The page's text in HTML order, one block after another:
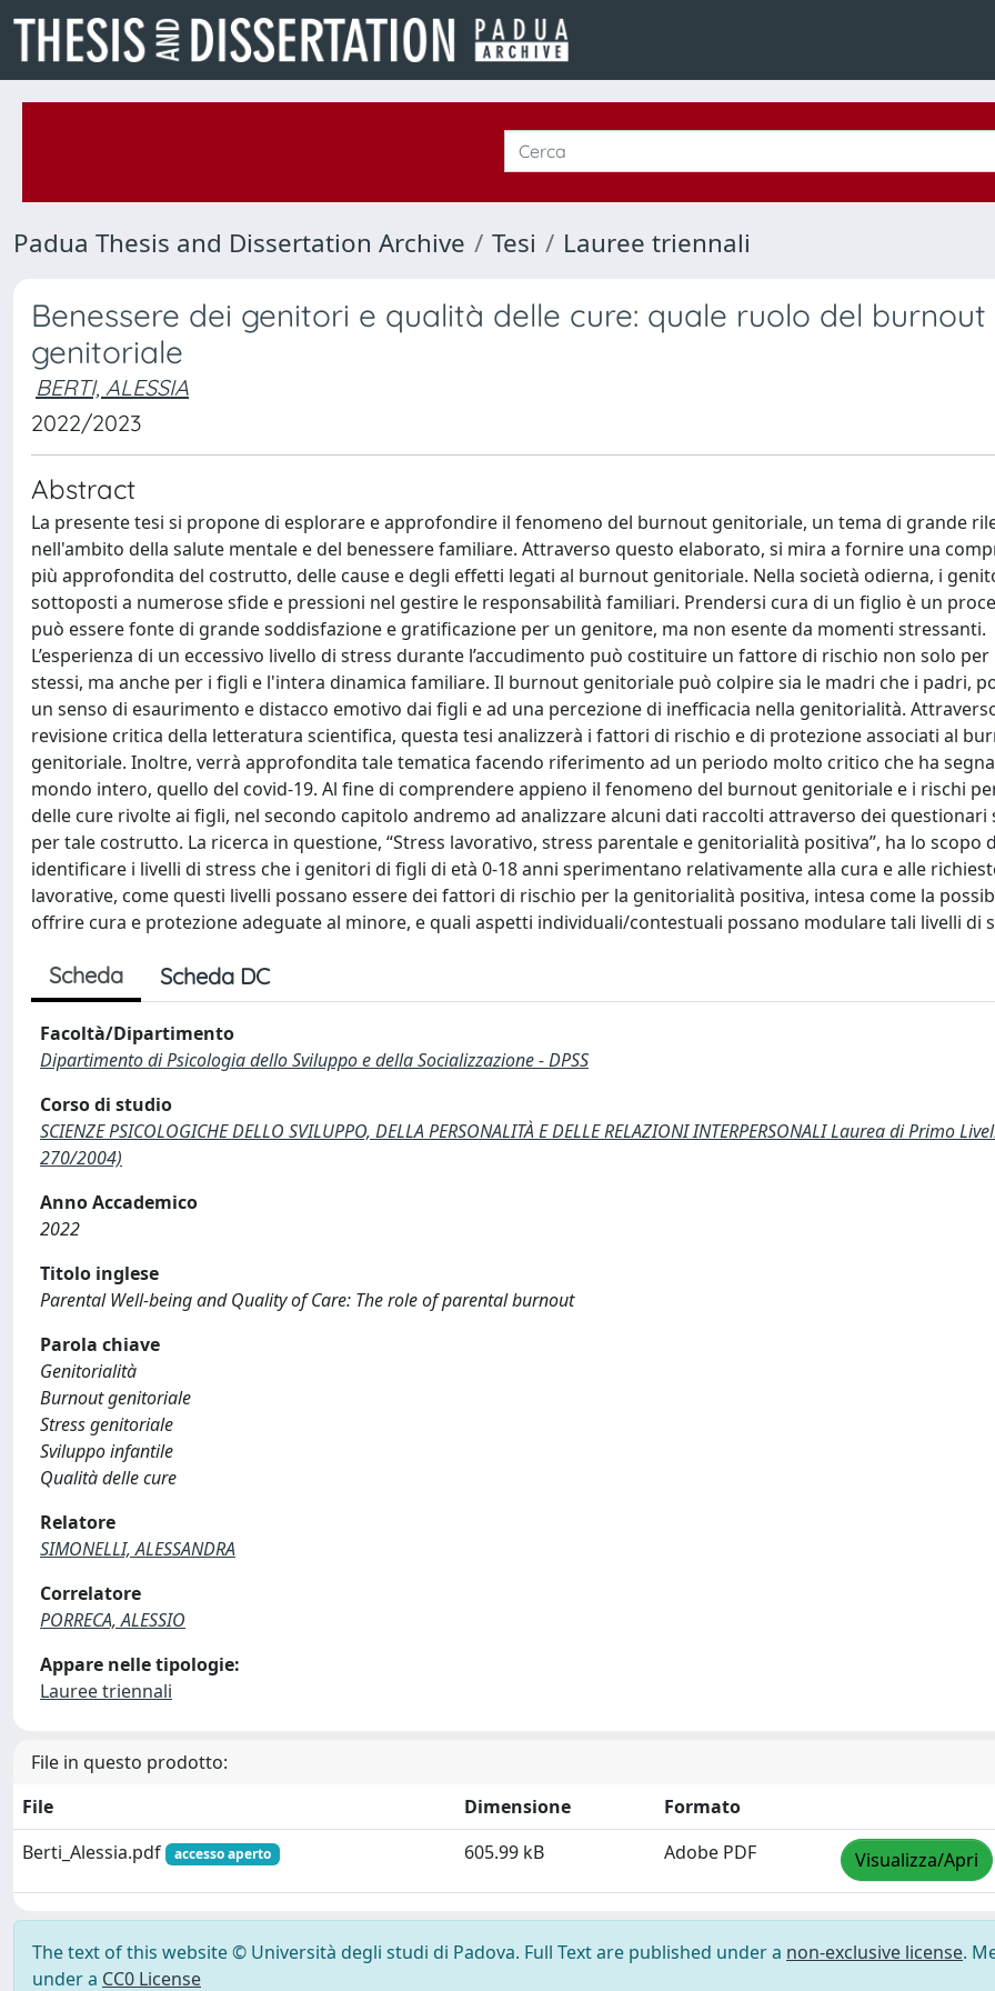
Padua Thesis and Dissertation Archive Tesi Lauree triennali
Benessere dei genitori e qualità delle cure: quale ruolo del burnout
genitoriale
BERTI, ALESSIA
2022/2023
Abstract
La presente tesi si propone di esplorare e approfondire il fenomeno del burnout genitoriale, un tema di grande
nell'ambito della salute mentale e del benessere familiare. Attraverso questo elaborato, si mira a fornire una
più approfondita del costrutto, delle cause e degli effetti legati al burnout genitoriale. Nella società odierna, i
sottoposti a numerose sfide e pressioni nel gestire le responsabilità familiari. Prendersi cura di un figlio è un
può essere fonte di grande soddisfazione e gratificazione per un genitore, ma non esente da momenti stressanti.
L’esperienza di un eccessivo livello di stress durante l’accudimento può costituire un fattore di rischio non solo
stessi, ma anche per i figli e l'intera dinamica familiare. Il burnout genitoriale può colpire sia le madri che i padri,
un senso di esaurimento e distacco emotivo dai figli e ad una percezione di inefficacia nella genitorialità.
revisione critica della letteratura scientifica, questa tesi analizzerà i fattori di rischio e di protezione associati al
genitoriale. Inoltre, verrà approfondita tale tematica facendo riferimento ad un periodo molto critico che ha
mondo intero, quello del covid-19. Al fine di comprendere appieno il fenomeno del burnout genitoriale e i rischi
delle cure rivolte ai figli, nel secondo capitolo andremo ad analizzare alcuni dati raccolti attraverso dei questionari
per tale costrutto. La ricerca in questione, “Stress lavorativo, stress parentale e genitorialità positiva”, ha lo scopo
identificare i livelli di stress che i genitori di figli di età 0-18 anni sperimentano relativamente alla cura e alle
lavorative, come questi livelli possano essere dei fattori di rischio per la genitorialità positiva, intesa come la
offrire cura e protezione adeguate al minore, e quali aspetti individuali/contestuali possano modulare tali livelli di
Scheda Scheda DC
Facoltà/Dipartimento
Dipartimento di Psicologia dello Sviluppo e della Socializzazione - DPSS
Corso di studio
SCIENZE PSICOLOGICHE DELLO SVILUPPO, DELLA PERSONALITÀ E DELLE RELAZIONI INTERPERSONALI Laurea di Primo
270/2004)
Anno Accademico
2022
Titolo inglese
Parental Well-being and Quality of Care: The role of parental burnout
Parola chiave
Genitorialità
Burnout genitoriale
Stress genitoriale
Sviluppo infantile
Qualità delle cure
Relatore
SIMONELLI, ALESSANDRA
Correlatore
PORRECA, ALESSIO
Appare nelle tipologie:
Lauree triennali
File in questo prodotto:
File
Dimensione
Formato
Berti_Alessia.pdf
accesso aperto 605.99 kB Adobe PDF Visualizza/Apri
The text of this website © Università degli studi di Padova. Full Text are published under a non-exclusive license.
under a CC0 License